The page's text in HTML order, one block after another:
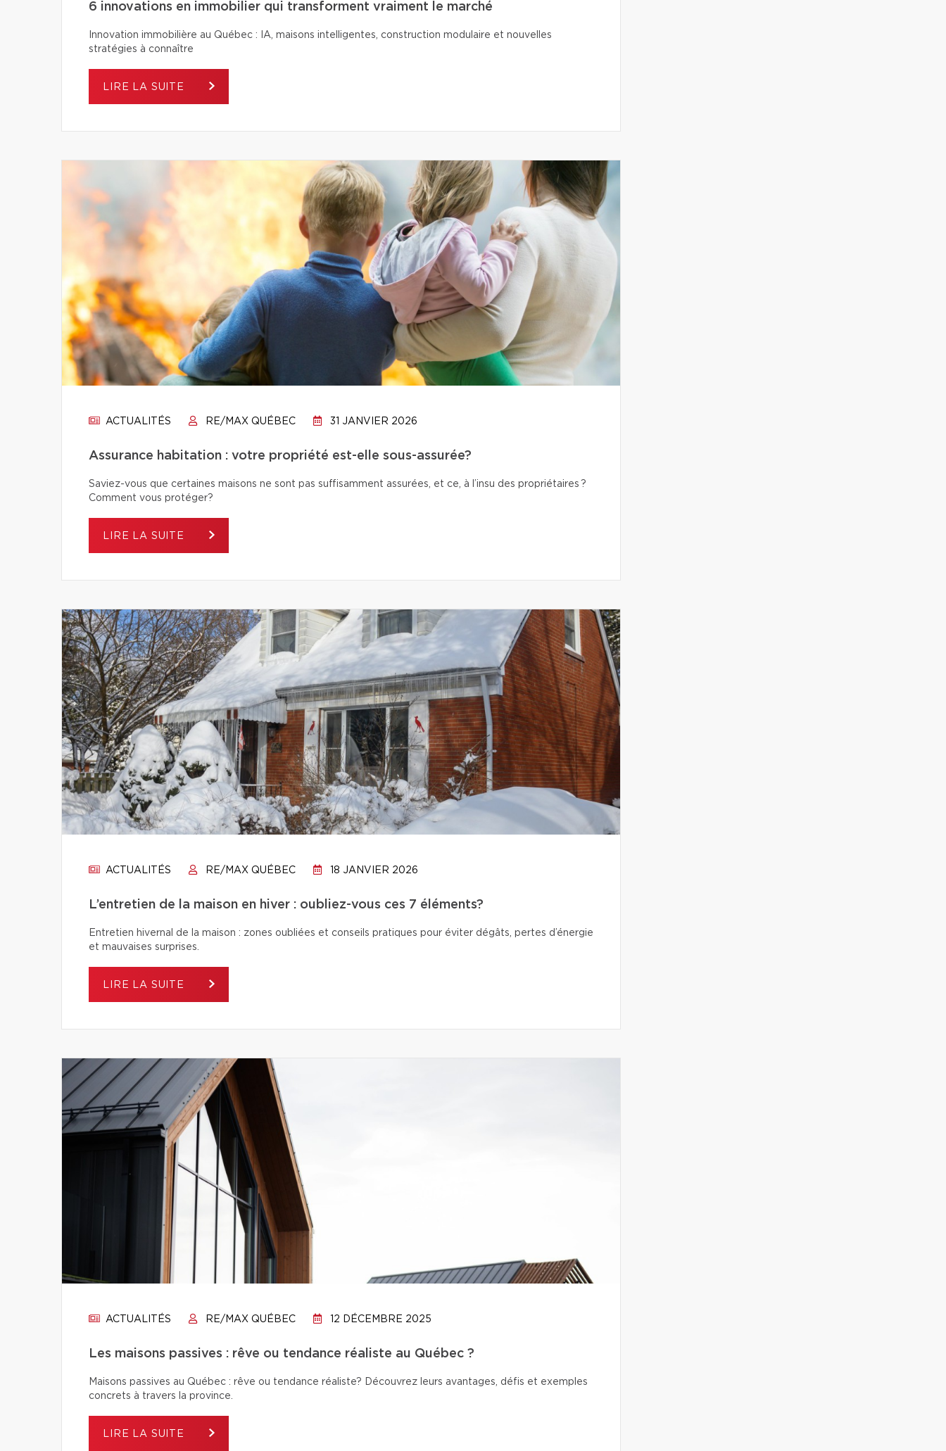
6 innovations en immobilier qui transforment vraiment le marché
Innovation immobilière au Québec : IA, maisons intelligentes, construction modulaire et nouvelles
stratégies à connaître
LIRE LA SUITE
ACTUALITÉS RE/MAX QUÉBEC 31 JANVIER 2026
Assurance habitation : votre propriété est-elle sous-assurée?
Saviez-vous que certaines maisons ne sont pas suffisamment assurées, et ce, à l’insu des propriétaires ?
Comment vous protéger?
LIRE LA SUITE
ACTUALITÉS RE/MAX QUÉBEC 18 JANVIER 2026
L’entretien de la maison en hiver : oubliez-vous ces 7 éléments?
Entretien hivernal de la maison : zones oubliées et conseils pratiques pour éviter dégâts, pertes d’énergie
et mauvaises surprises.
LIRE LA SUITE
ACTUALITÉS RE/MAX QUÉBEC 12 DÉCEMBRE 2025
Les maisons passives : rêve ou tendance réaliste au Québec ?
Maisons passives au Québec : rêve ou tendance réaliste? Découvrez leurs avantages, défis et exemples
concrets à travers la province.
LIRE LA SUITE